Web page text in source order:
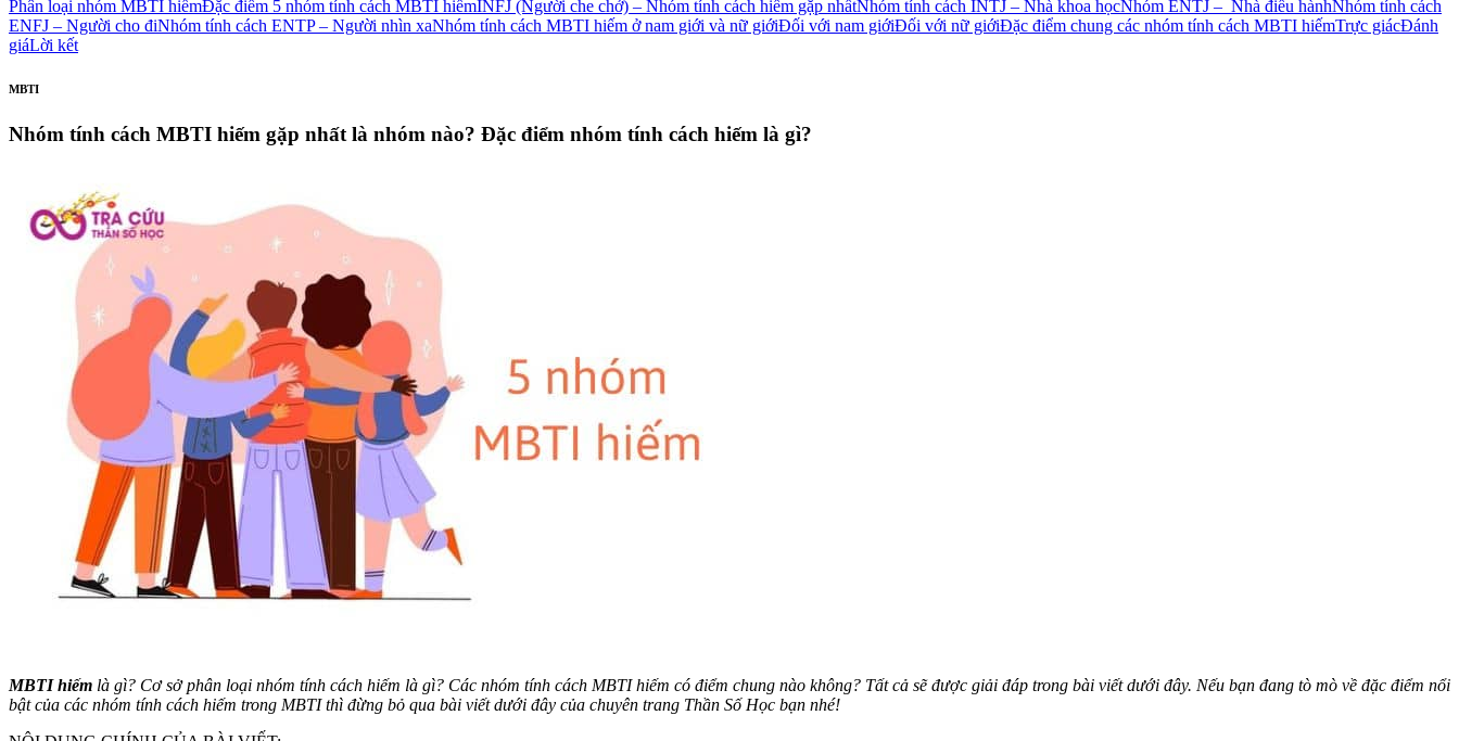
Phân loại nhóm MBTI hiếmĐặc điểm 5 nhóm tính cách MBTI hiếmINFJ (Người che chở) – Nhóm tính cách hiếm gặp nhấtNhóm tính cách INTJ – Nhà khoa họcNhóm ENTJ – Nhà điều hànhNhóm tính cách
ENFJ – Người cho điNhóm tính cách ENTP – Người nhìn xaNhóm tính cách MBTI hiếm ở nam giới và nữ giớiĐối với nam giớiĐối với nữ giớiĐặc điểm chung các nhóm tính cách MBTI hiếmTrực giácĐánh
giáLời kết
MBTI
Nhóm tính cách MBTI hiếm gặp nhất là nhóm nào? Đặc điểm nhóm tính cách hiếm là gì?
MBTI hiếm là gì? Cơ sở phân loại nhóm tính cách hiếm là gì? Các nhóm tính cách MBTI hiếm có điểm chung nào không? Tất cả sẽ được giải đáp trong bài viết dưới đây. Nếu bạn đang tò mò về đặc điểm nổi
bật của các nhóm tính cách hiếm trong MBTI thì đừng bỏ qua bài viết dưới đây của chuyên trang Thần Số Học bạn nhé!